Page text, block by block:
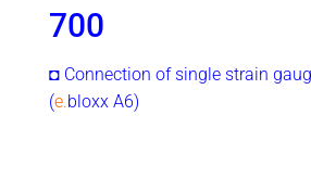
700
◘ Connection of single strain
(e.bloxx A6)